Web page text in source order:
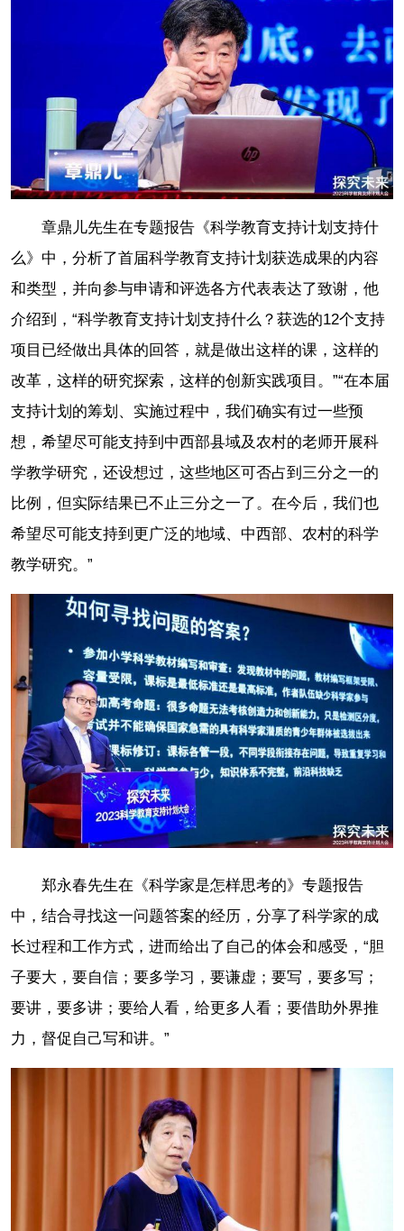
章鼎儿先生在专题报告《科学教育支持计划支持什
么》中，分析了首届科学教育支持计划获选成果的内容
和类型，并向参与申请和评选各方代表表达了致谢，他
介绍到，“科学教育支持计划支持什么？获选的12个支持
项目已经做出具体的回答，就是做出这样的课，这样的
改革，这样的研究探索，这样的创新实践项目。”“在本届
支持计划的筹划、实施过程中，我们确实有过一些预
想，希望尽可能支持到中西部县域及农村的老师开展科
学教学研究，还设想过，这些地区可否占到三分之一的
比例，但实际结果已不止三分之一了。在今后，我们也
希望尽可能支持到更广泛的地域、中西部、农村的科学
教学研究。”
郑永春先生在《科学家是怎样思考的》专题报告
中，结合寻找这一问题答案的经历，分享了科学家的成
长过程和工作方式，进而给出了自己的体会和感受，“胆
子要大，要自信；要多学习，要谦虚；要写，要多写；
要讲，要多讲；要给人看，给更多人看；要借助外界推
力，督促自己写和讲。”